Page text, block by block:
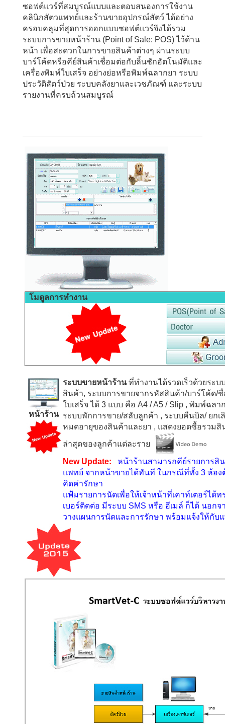
ซอฟต์แวร์ที่สมบูรณ์แบบและตอบสนองการใช้งาน
คลินิกสัตวแพทย์และร้านขายอุปกรณ์สัตว์ ได้อย่าง
ครอบคลุมที่สุดการออกแบบซอฟต์แวร์จึงได้รวม
ระบบการขายหน้าร้าน (Point of Sale: POS) ไว้ด้าน
หน้า เพื่อสะดวกในการขายสินค้าต่างๆ ผ่านระบบ
บาร์โค้ดหรือคีย์สินค้าเชื่อมต่อกับลิ้นชักอัตโนมัติและ
เครื่องพิมพ์ใบเสร็จ อย่างย่อหรือพิมพ์ฉลากยา ระบบ
ประวัติสัตว์ป่วย ระบบคลังยาและเวชภัณฑ์ และระบบ
รายงานที่ครบถ้วนสมบูรณ์
โมดูลการทำงาน
หน้าร้าน
ระบบขายหน้าร้านที่ทำงานได้รวดเร็วด้วยระบ
สินค้า, ระบบการขายจากรหัสสินค้า/บาร์โค้ด/
ใบเสร็จ ได้ 3 แบบ คือ A4 / A5 / Slip , พิมพ์ฉลา
ระบบพักการขาย/สลับลูกค้า , ระบบคืนบิล/ ยกเ
หมดอายุของสินค้าและยา , แสดงยอดซื้อรวมสิ
ล่าสุดของลูกค้าแต่ละราย
New Update:
หน้าร้านสามารถคีย์รายการสิ
แพทย์ จากหน้าขายได้ทันที ในกรณีที่ทั้ง 3 ห้อง
คิดค่ารักษา
แฟ้มรายการนัดเพื่อให้เจ้าหน้าที่เคาท์เตอร์ไ
เบอร์ติดต่อ มีระบบ SMS หรือ อีเมล์ ก็ได้ นอก
วางแผนการนัดและการรักษา พร้อมแจ้งให้กับ